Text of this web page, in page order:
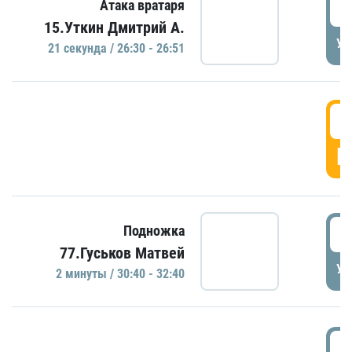
Атака вратаря
15.Уткин Дмитрий А.
21 секундa / 26:30 - 26:51
Подножка
77.Гуськов Матвей
2 минуты / 30:40 - 32:40